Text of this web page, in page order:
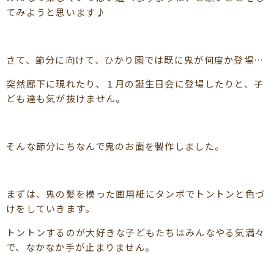
てみようと思います♪
さて、節分に向けて、ひかり園では既に鬼が何度か登場…
突然廊下に現れたり、１月の誕生日会に登場したりと、子
ども達も気が抜けません。
そんな節分にちなんで鬼のお面を製作しました。
まずは、鬼の髪を模った画用紙にタンポでトントンと色づ
けをしていきます。
トントンするのが大好きな子どもたちはみんなやる気満々
で、なかなか手が止まりません。